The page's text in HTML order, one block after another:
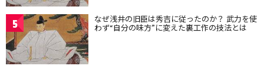
5 なぜ浅井の旧臣は秀吉に従ったのか？ 武力を使
わず“自分の味方”に変えた裏工作の技法とは